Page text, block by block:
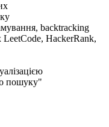
backtracking
HackerRank,
пошуку"